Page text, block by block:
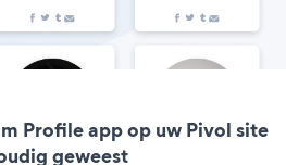
Profile app op uw Pivol site
geweest